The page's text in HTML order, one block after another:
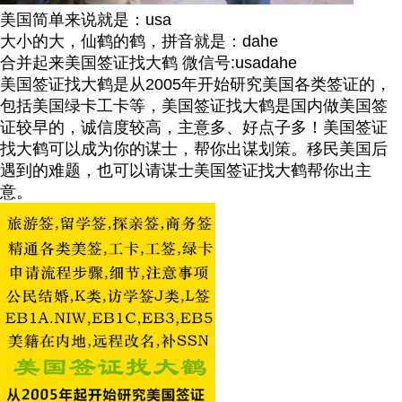
美国简单来说就是：usa
大小的大，仙鹤的鹤，拼音就是：dahe
合并起来美国签证找大鹤 微信号:usadahe
美国签证找大鹤是从2005年开始研究美国各类签证的，
包括美国绿卡工卡等，美国签证找大鹤是国内做美国签
证较早的，诚信度较高，主意多、好点子多！美国签证
找大鹤可以成为你的谋士，帮你出谋划策。移民美国后
遇到的难题，也可以请谋士美国签证找大鹤帮你出主
意。